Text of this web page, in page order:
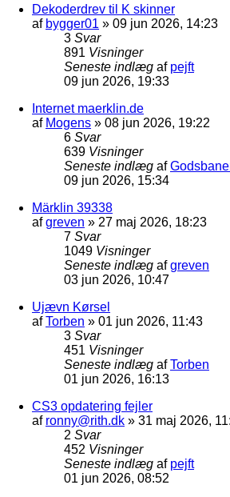
Dekoderdrev til K skinner
af bygger01 » 09 jun 2026, 14:23
3 Svar
891 Visninger
Seneste indlæg af pejft
09 jun 2026, 19:33
Internet maerklin.de
af Mogens » 08 jun 2026, 19:22
6 Svar
639 Visninger
Seneste indlæg af
09 jun 2026, 15:34
Märklin 39338
afgreven » 27 maj 2026, 18:23
7 Svar
1049 Visninger
Seneste indlæg afgreven
03 jun 2026, 10:47
Ujævn Kørsel
afTorben » 01 jun 2026, 11:43
3 Svar
451 Visninger
Seneste indlæg afTorben
01 jun 2026, 16:13
CS3 opdatering fejler
af ronny@rith.dk » 31 maj 2026,
2 Svar
452 Visninger
Seneste indlæg af pejft
01 jun 2026, 08:52